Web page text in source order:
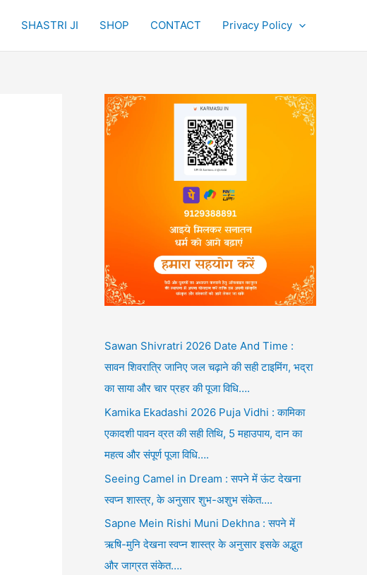
SHASTRI JI SHOP CONTACT Privacy Policy
Sawan Shivratri 2026 Date And Time :
सावन शिवरात्रि जानिए जल चढ़ाने की सही टाइमिंग, भद्रा
का साया और चार प्रहर की पूजा विधि….
Kamika Ekadashi 2026 Puja Vidhi : कामिका
एकादशी पावन व्रत की सही तिथि, 5 महाउपाय, दान का
महत्व और संपूर्ण पूजा विधि….
Seeing Camel in Dream : सपने में ऊंट देखना
स्वप्न शास्त्र, के अनुसार शुभ-अशुभ संकेत….
Sapne Mein Rishi Muni Dekhna : सपने में
ऋषि-मुनि देखना स्वप्न शास्त्र के अनुसार इसके अद्भुत
और जाग्रत संकेत….